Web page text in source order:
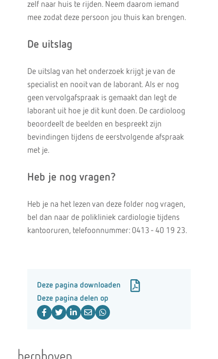
zelf naar huis te rijden. Neem daarom iemand
mee zodat deze persoon jou thuis kan brengen.
De uitslag
De uitslag van het onderzoek krijgt je van de
specialist en nooit van de laborant. Als er nog
geen vervolgafspraak is gemaakt dan legt de
laborant uit hoe je dit kunt doen. De cardioloog
beoordeelt de beelden en bespreekt zijn
bevindingen tijdens de eerstvolgende afspraak
met je.
Heb je nog vragen?
Heb je na het lezen van deze folder nog vragen,
bel dan naar de polikliniek cardiologie tijdens
kantooruren, telefoonnummer: 0413 - 40 19 23.
Deze pagina downloaden
Deze pagina delen op